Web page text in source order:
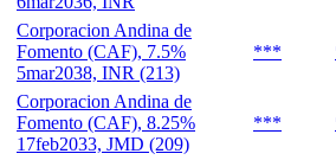
Corporacion Andina de
Fomento (CAF), 7.5%
5mar2038, INR (213)
***
Corporacion Andina de
Fomento (CAF), 8.25%
17feb2033, JMD (209)
***